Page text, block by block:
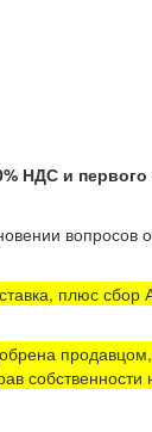
НДС и первого
плюс
собственности